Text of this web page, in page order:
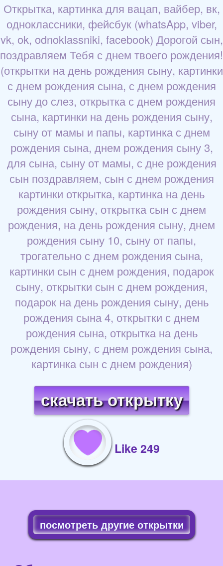
Открытка, картинка для вацап, вайбер, вк,
одноклассники, фейсбук (whatsApp, viber,
vk, ok, odnoklassniki, facebook) Дорогой сын,
поздравляем Тебя с днем твоего рождения!
(открытки на день рождения сыну, картинки
с днем рождения сына, с днем рождения
сыну до слез, открытка с днем рождения
сына, картинки на день рождения сыну,
сыну от мамы и папы, картинка с днем
рождения сына, днем рождения сыну 3,
для сына, сыну от мамы, с дне рождения
сын поздравляем, сын с днем рождения
картинки открытка, картинка на день
рождения сыну, открытка сын с днем
рождения, на день рождения сыну, днем
рождения сыну 10, сыну от папы,
трогательно с днем рождения сына,
картинки сын с днем рождения, подарок
сыну, открытки сын с днем рождения,
подарок на день рождения сыну, день
рождения сына 4, открытки с днем
рождения сына, открытка на день
рождения сыну, с днем рождения сына,
картинка сын с днем рождения)
скачать открытку
Like 249
посмотреть другие открытки